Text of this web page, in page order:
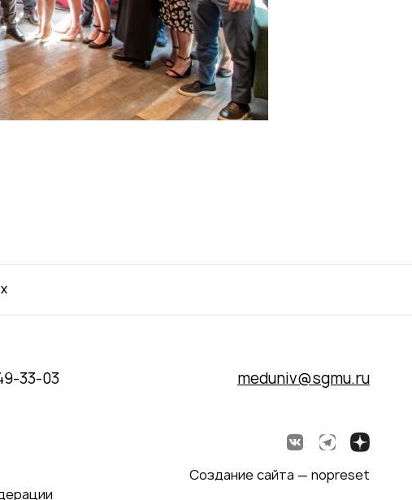
33-03 meduniv@sgmu.ru
Создание сайта — nopreset